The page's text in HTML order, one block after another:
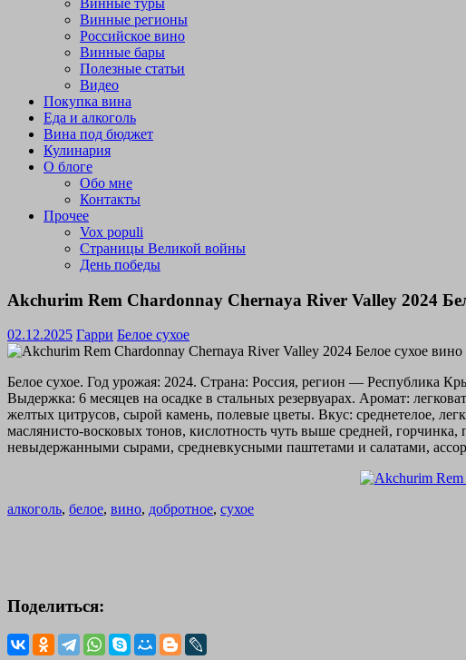
Винные туры
Винные регионы
Российское вино
Винные бары
Полезные статьи
Видео
Покупка вина
Еда и алкоголь
Вина под бюджет
Кулинария
О блоге
Обо мне
Контакты
Прочее
Vox populi
Страницы Великой войны
День победы
Akchurim Rem Chardonnay Chernaya River Valley 2024
02.12.2025 Гарри Белое сухое
Белое сухое. Год урожая: 2024. Страна: Россия, регион —
Выдержка: 6 месяцев на осадке в стальных резервуарах. Аромат:
желтых цитрусов, сырой камень, полевые цветы. Вкус: среднетелое,
маслянисто-восковых тонов, кислотность чуть выше средней,
невыдержанными сырами, средневкусными паштетами и салатами,
алкоголь, белое, вино, добротное, сухое
Поделиться: